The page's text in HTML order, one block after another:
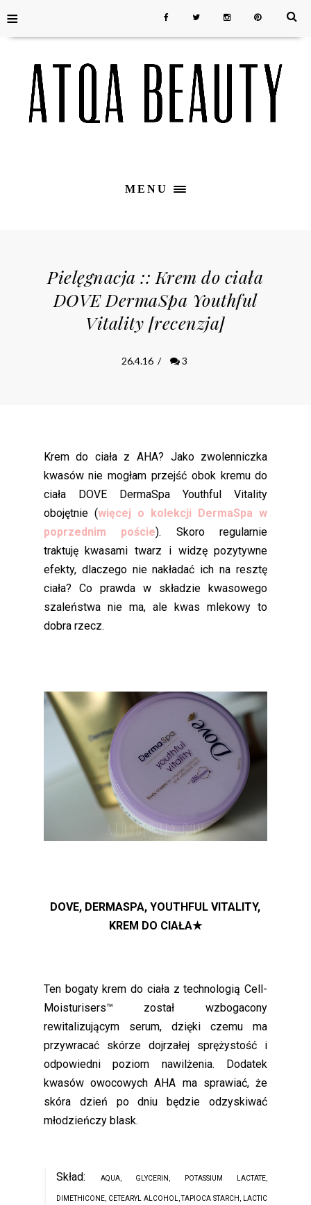
≡
MENU
Pielęgnacja :: Krem do ciała
DOVE DermaSpa Youthful
Vitality [recenzja]
26.4.16 / 3
Krem do ciała z AHA? Jako zwolenniczka
kwasów nie mogłam przejść obok kremu do
ciała DOVE DermaSpa Youthful Vitality
obojętnie (więcej o kolekcji DermaSpa w
poprzednim poście). Skoro regularnie
traktuję kwasami twarz i widzę pozytywne
efekty, dlaczego nie nakładać ich na resztę
ciała? Co prawda w składzie kwasowego
szaleństwa nie ma, ale kwas mlekowy to
dobra rzecz.
DOVE, DERMASPA, YOUTHFUL VITALITY,
KREM DO CIAŁA★
Ten bogaty krem do ciała z technologią Cell-
Moisturisers™ został wzbogacony
rewitalizującym serum, dzięki czemu ma
przywracać skórze dojrzałej sprężystość i
odpowiedni poziom nawilżenia. Dodatek
kwasów owocowych AHA ma sprawiać, że
skóra dzień po dniu będzie odzyskiwać
młodzieńczy blask.
Skład:AQUA, GLYCERIN, POTASSIUM LACTATE,
DIMETHICONE, CETEARYL ALCOHOL, TAPIOCA STARCH, LACTIC